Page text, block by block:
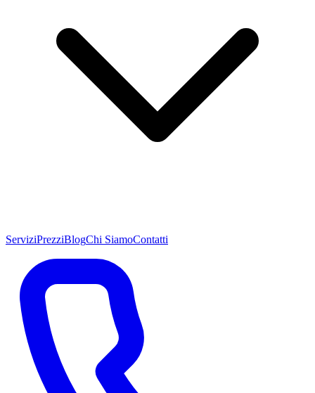
ServiziPrezziBlogChi SiamoContatti